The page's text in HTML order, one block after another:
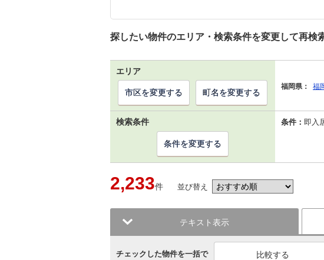
探したい物件のエリア・検索条件を変更して再検
エリア
福岡県： 福
市区を変更する 町名を変更する
検索条件 条件： 即入
条件を変更する
2,233件 並び替え
テキスト表示
チェックした物件を一括で